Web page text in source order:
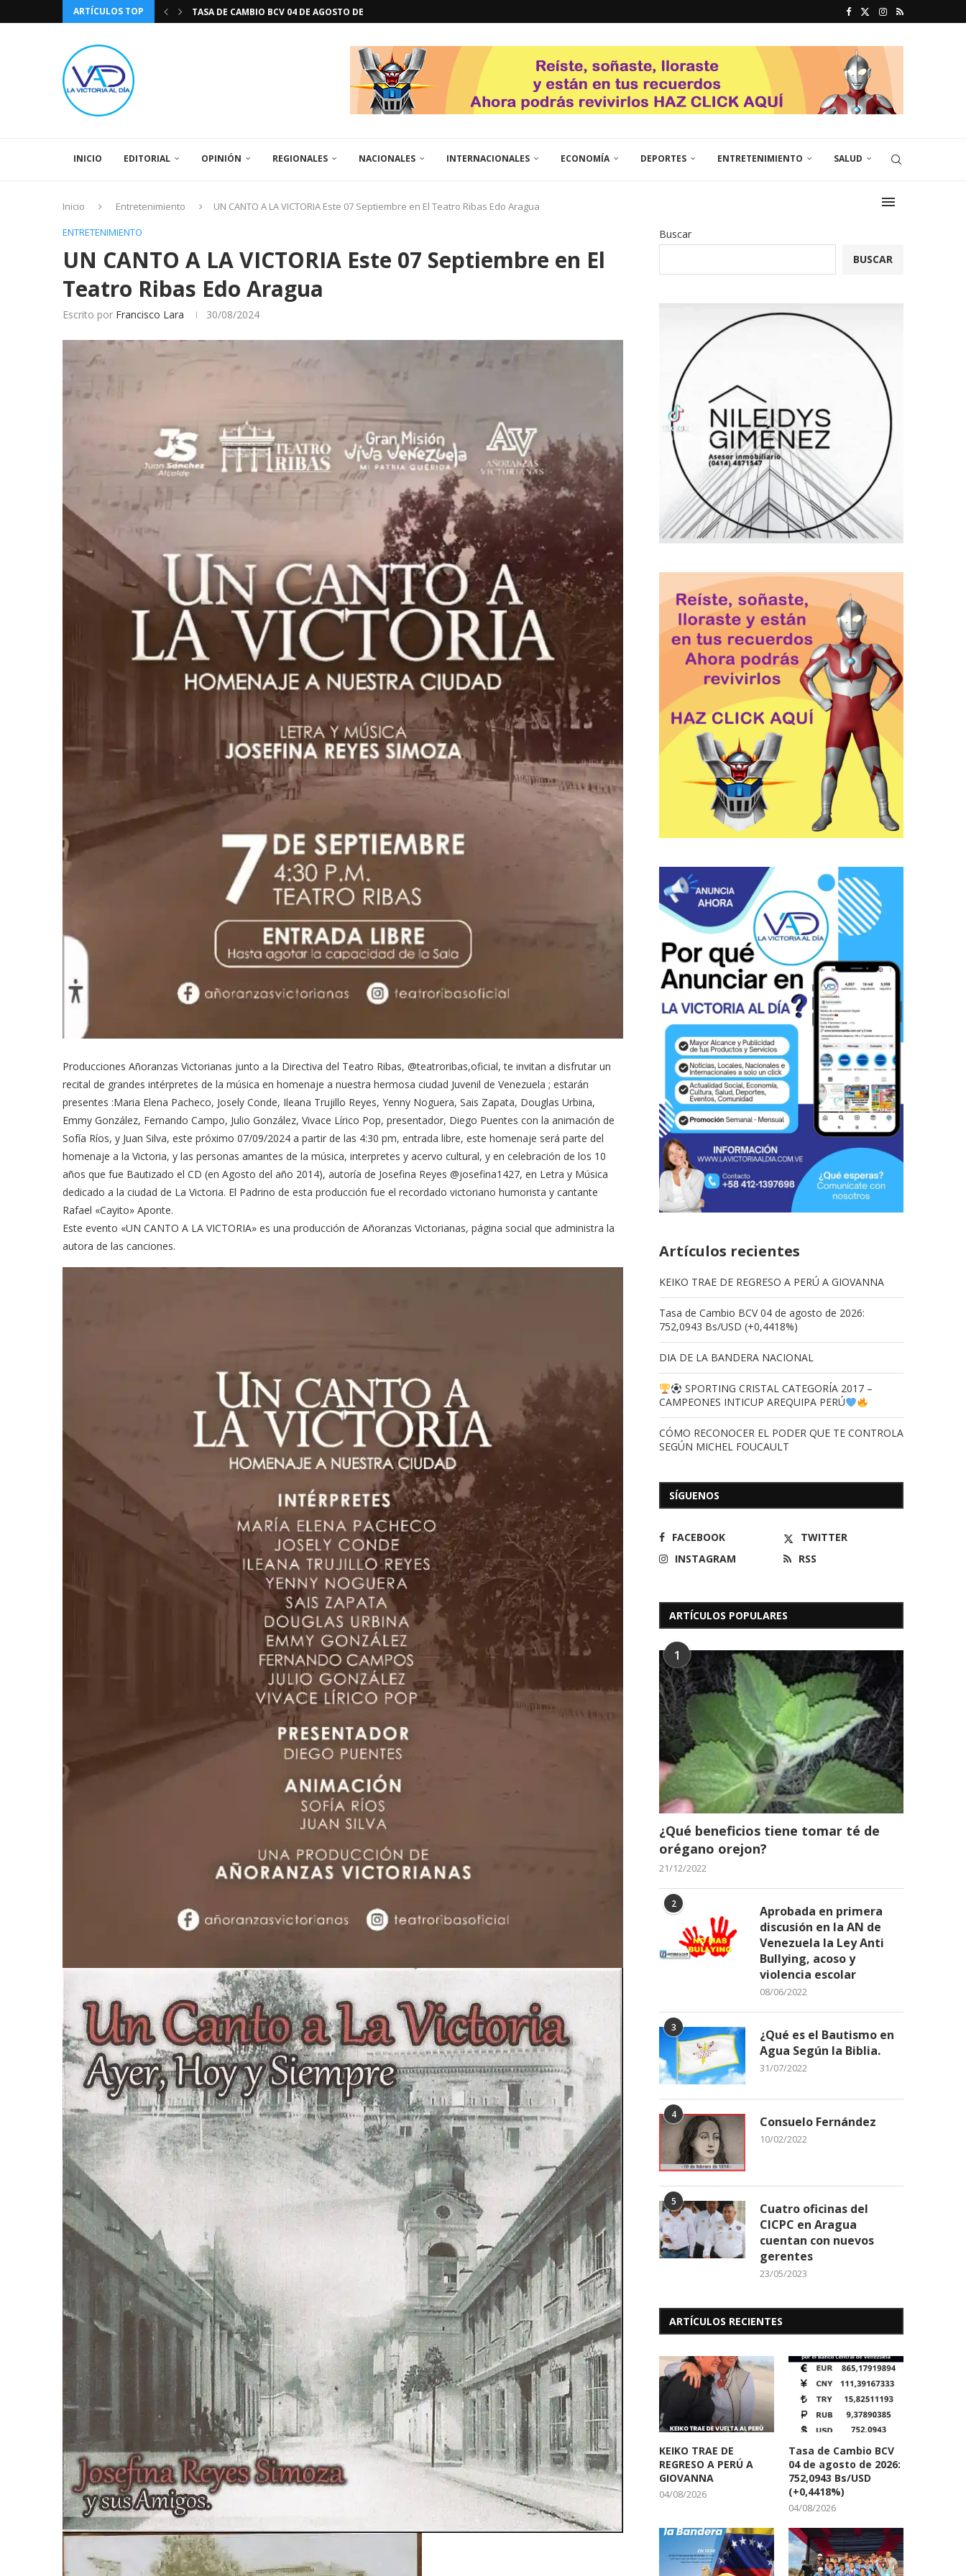
ARTÍCULOS TOP
DIA DE LA BANDERA NACIONAL
INICIO EDITORIAL OPINIÓN REGIONALES NACIONALES INTERNACIONALES ECONOMÍA DEPORTES ENTRETENIMIENTO SALUD
Inicio Entretenimiento
UN CANTO A LA VICTORIA Este 07 Septiembre en El Teatro Ribas Edo Aragua
ENTRETENIMIENTO
UN CANTO A LA VICTORIA Este 07 Septiembre en El
Teatro Ribas Edo Aragua
Escrito por Francisco Lara 30/08/2024
Producciones Añoranzas Victorianas junto a la Directiva del Teatro Ribas, @teatroribas,oficial, te invitan a disfrutar un
recital de grandes intérpretes de la música en homenaje a nuestra hermosa ciudad Juvenil de Venezuela ; estarán
presentes :Maria Elena Pacheco, Josely Conde, Ileana Trujillo Reyes, Yenny Noguera, Sais Zapata, Douglas Urbina,
Emmy González, Fernando Campo, Julio González, Vivace Lírico Pop, presentador, Diego Puentes con la animación de
Sofía Ríos, y Juan Silva, este próximo 07/09/2024 a partir de las 4:30 pm, entrada libre, este homenaje será parte del
homenaje a la Victoria, y las personas amantes de la música, interpretes y acervo cultural, y en celebración de los 10
años que fue Bautizado el CD (en Agosto del año 2014), autoría de Josefina Reyes @josefina1427, en Letra y Música
dedicado a la ciudad de La Victoria. El Padrino de esta producción fue el recordado victoriano humorista y cantante
Rafael «Cayito» Aponte.
Este evento «UN CANTO A LA VICTORIA» es una producción de Añoranzas Victorianas, página social que administra la
autora de las canciones.
Buscar
BUSCAR
Artículos recientes
KEIKO TRAE DE REGRESO A PERÚ A GIOVANNA
Tasa de Cambio BCV 04 de agosto de 2026:
752,0943 Bs/USD (+0,4418%)
DIA DE LA BANDERA NACIONAL
SPORTING CRISTAL CATEGORÍA 2017 –
CAMPEONES INTICUP AREQUIPA PERÚ
CÓMO RECONOCER EL PODER QUE TE CONTROLA
SEGÚN MICHEL FOUCAULT
SÍGUENOS
FACEBOOK
TWITTER
INSTAGRAM
RSS
ARTÍCULOS POPULARES
1
¿Qué beneficios tiene tomar té de
orégano orejon?
21/12/2022
2
Aprobada en primera
discusión en la AN de
Venezuela la Ley Anti
Bullying, acoso y
violencia escolar
08/06/2022
3
¿Qué es el Bautismo en
Agua Según la Biblia.
31/07/2022
4 Consuelo Fernández
10/02/2022
5
Cuatro oficinas del
CICPC en Aragua
cuentan con nuevos
gerentes
23/05/2023
ARTÍCULOS RECIENTES
KEIKO TRAE DE
REGRESO A PERÚ A
GIOVANNA
04/08/2026
Tasa de Cambio BCV
04 de agosto de 2026:
752,0943 Bs/USD
(+0,4418%)
04/08/2026